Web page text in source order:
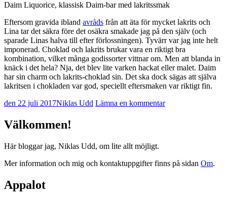
Daim Liquorice, klassisk Daim-bar med lakritssmak
Eftersom gravida ibland avråds från att äta för mycket lakrits och
Lina tar det säkra före det osäkra smakade jag på den själv (och
sparade Linas halva till efter förlossningen). Tyvärr var jag inte helt
imponerad. Choklad och lakrits brukar vara en riktigt bra
kombination, vilket många godissorter vittnar om. Men att blanda in
knäck i det hela? Nja, det blev lite varken hackat eller malet. Daim
har sin charm och lakrits-choklad sin. Det ska dock sägas att själva
lakritsen i chokladen var god, speciellt eftersmaken var riktigt fin.
den 22 juli 2017Niklas Udd Lämna en kommentar
Välkommen!
Här bloggar jag, Niklas Udd, om lite allt möjligt.
Mer information och mig och kontaktuppgifter finns på sidan Om.
Appalot